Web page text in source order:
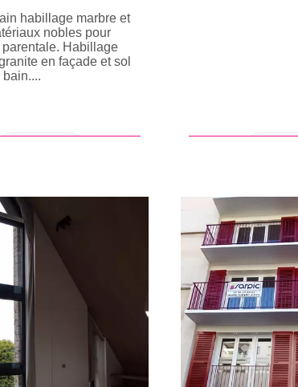
habillage marbre et
nobles pour
parentale. Habillage
en façade et sol